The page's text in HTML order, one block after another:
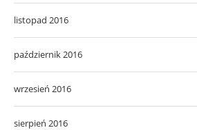
listopad 2016
październik 2016
wrzesień 2016
sierpień 2016